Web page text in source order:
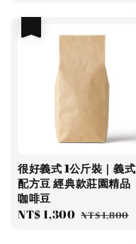
很好義式 1公斤裝｜義式
配方豆 經典款莊園精品
咖啡豆
Sale
NT$ 1,300 Regular
NT$ 1,800